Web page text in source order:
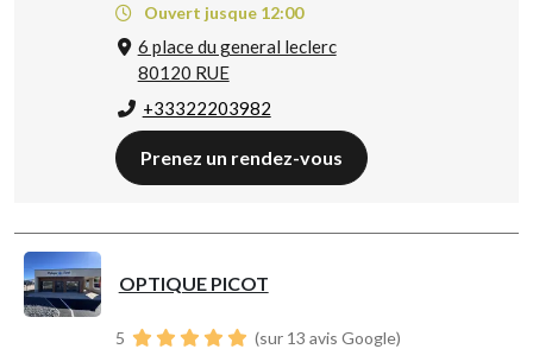
Ouvert jusque 12:00
6 place du general leclerc
80120 RUE
+33322203982
Prenez un rendez-vous
OPTIQUE PICOT
5
(sur 13 avis Google)